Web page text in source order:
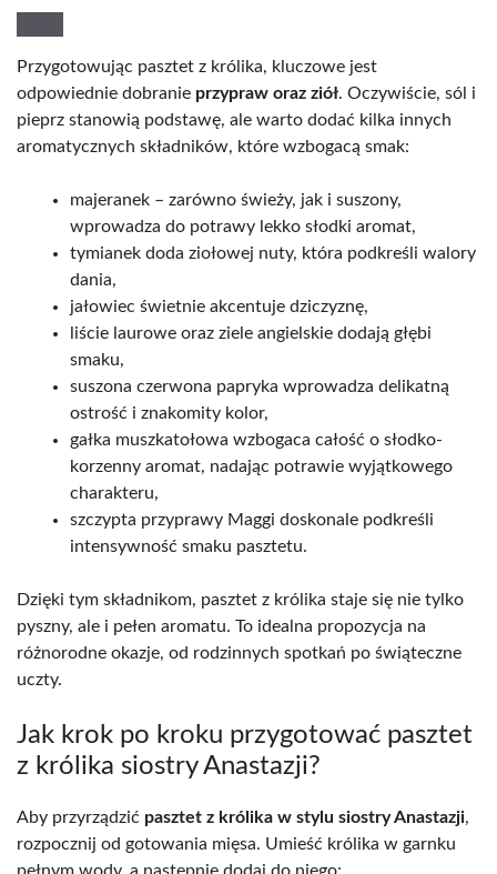
Przygotowując pasztet z królika, kluczowe jest
odpowiednie dobranie przypraw oraz ziół. Oczywiście, sól i
pieprz stanowią podstawę, ale warto dodać kilka innych
aromatycznych składników, które wzbogacą smak:
majeranek – zarówno świeży, jak i suszony,
wprowadza do potrawy lekko słodki aromat,
tymianek doda ziołowej nuty, która podkreśli walory
dania,
jałowiec świetnie akcentuje dziczyznę,
liście laurowe oraz ziele angielskie dodają głębi
smaku,
suszona czerwona papryka wprowadza delikatną
ostrość i znakomity kolor,
gałka muszkatołowa wzbogaca całość o słodko-
korzenny aromat, nadając potrawie wyjątkowego
charakteru,
szczypta przyprawy Maggi doskonale podkreśli
intensywność smaku pasztetu.
Dzięki tym składnikom, pasztet z królika staje się nie tylko
pyszny, ale i pełen aromatu. To idealna propozycja na
różnorodne okazje, od rodzinnych spotkań po świąteczne
uczty.
Jak krok po kroku przygotować pasztet
z królika siostry Anastazji?
Aby przyrządzić pasztet z królika w stylu siostry Anastazji,
rozpocznij od gotowania mięsa. Umieść królika w garnku